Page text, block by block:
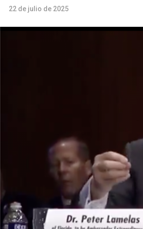
22 de julio de 2025